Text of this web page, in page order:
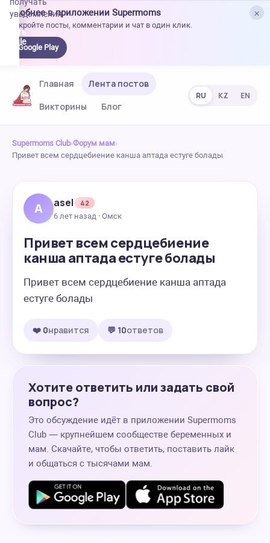
×
Удобнее в приложении Supermoms
Откройте посты, комментарии и чат в один клик.
Google Play
уведомления.
Главная
Лента постов
Викторины
Блог
RU KZ EN
Supermoms Club›Форум мам›
Привет всем сердцебиение канша аптада естуге болады
A asel
42
6 лет назад · Омск
Привет всем сердцебиение
канша аптада естуге болады
Привет всем сердцебиение канша аптада
естуге болады
❤️ 0нравится 💬 10ответов
Хотите ответить или задать свой
вопрос?
Это обсуждение идёт в приложении Supermoms
Club — крупнейшем сообществе беременных и
мам. Скачайте, чтобы ответить, поставить лайк
и общаться с тысячами мам.